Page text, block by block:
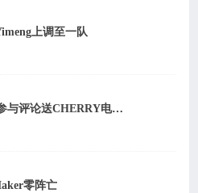
上调至一队
[有奖活动] 恭喜EDG夺冠！参与评论送CHERRY电竞外设
零阵亡